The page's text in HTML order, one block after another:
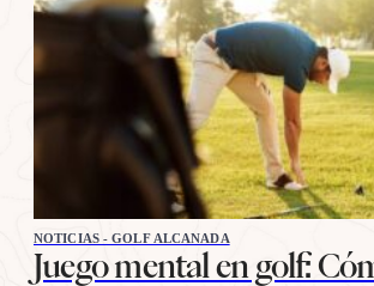
otro…
NOTICIAS - GOLF ALCANADA
Juego mental en golf: